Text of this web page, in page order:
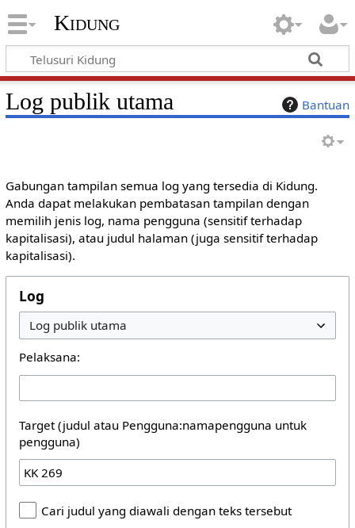
Kidung
Bantuan
Log publik utama
Gabungan tampilan semua log yang tersedia di Kidung.
Anda dapat melakukan pembatasan tampilan dengan
memilih jenis log, nama pengguna (sensitif terhadap
kapitalisasi), atau judul halaman (juga sensitif terhadap
kapitalisasi).
Log
Pelaksana:
Target (judul atau Pengguna:namapengguna untuk
pengguna)
Cari judul yang diawali dengan teks tersebut